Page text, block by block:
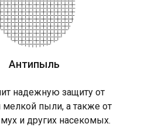
Антипыль
надежную защиту от
мелкой пыли, а также от
и других насекомых.